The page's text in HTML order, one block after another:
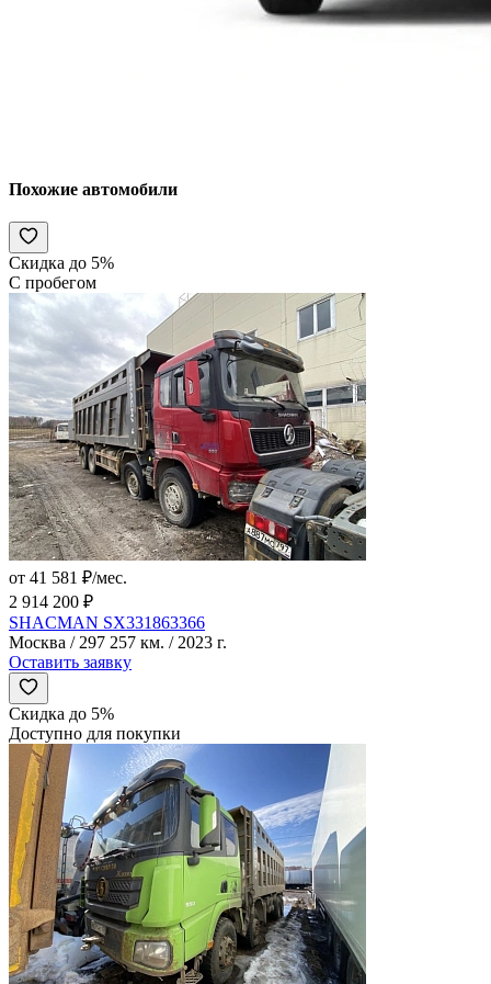
Похожие автомобили
Скидка до 5%
С пробегом
от 41 581 ₽/мес.
2 914 200 ₽
SHACMAN SX331863366
Москва / 297 257 км. / 2023 г.
Оставить заявку
Скидка до 5%
Доступно для покупки